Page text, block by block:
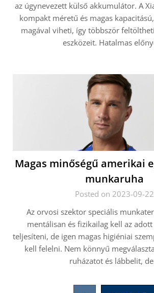
az úgynevezett külső akkumulátor. A
kompakt méretű és magas
magával viheti, így többször
eszközeit. Hatalmas
Magas minőségű amerikai
munkaruha
Posted on 2023-09-22
Az orvosi szektor speciális
mentálisan és fizikailag kell az
teljesíteni, de igen magas higiéniai
kell felelni. Nem könnyű
ruházatot és lábbelit,